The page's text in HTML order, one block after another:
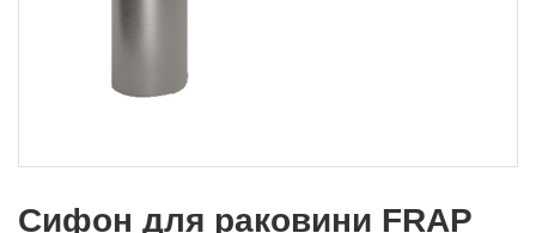
Сифон для раковини FRAP